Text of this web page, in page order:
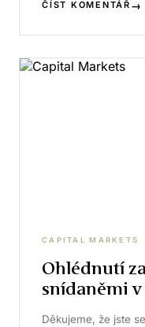
ČÍST KOMENTÁŘ →
CAPITAL MARKETS
Ohlédnutí
snídaněmi v
Děkujeme, že jste